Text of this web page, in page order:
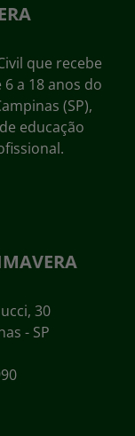
que recebe
a 18 anos do
(SP),
educação
30
- SP